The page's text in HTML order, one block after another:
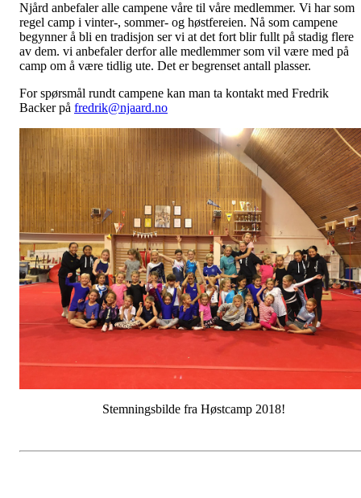
Njård anbefaler alle campene våre til våre medlemmer. Vi har som
regel camp i vinter-, sommer- og høstfereien. Nå som campene
begynner å bli en tradisjon ser vi at det fort blir fullt på stadig flere
av dem. vi anbefaler derfor alle medlemmer som vil være med på
camp om å være tidlig ute. Det er begrenset antall plasser.
For spørsmål rundt campene kan man ta kontakt med Fredrik
Backer på fredrik@njaard.no
Stemningsbilde fra Høstcamp 2018!